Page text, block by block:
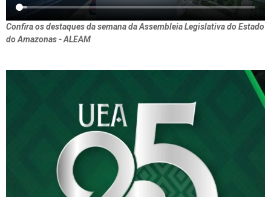
Confira os destaques da semana da Assembleia Legislativa do Estado
do Amazonas - ALEAM